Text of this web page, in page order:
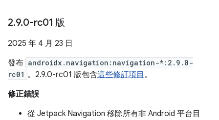
2.9.0-rc01 版
2025 年 4 月 23 日
發布 androidx.navigation:navigation-*:2.9.0-
rc01 。2.9.0-rc01 版包含這些修訂項目 。
修正錯誤
從 Jetpack Navigation 移除所有非 Android 平台目